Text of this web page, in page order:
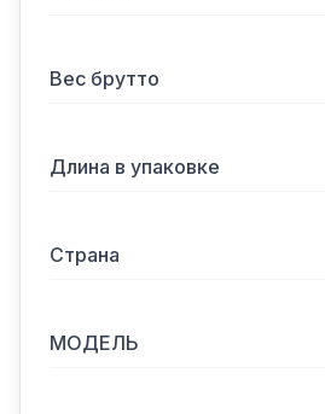
Вес брутто
Длина в упаковке
Страна
МОДЕЛЬ